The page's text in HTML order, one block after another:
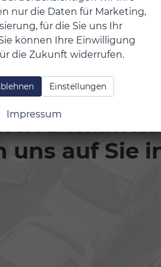
behilflich
uns auf Sie
nur die Daten für Marketing,
für die Sie uns Ihr
können Ihre Einwilligung
die Zukunft widerrufen.
Einstellungen
Impressum